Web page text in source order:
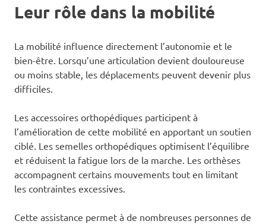
Leur rôle dans la mobilité
La mobilité influence directement l’autonomie et le
bien-être. Lorsqu’une articulation devient douloureuse
ou moins stable, les déplacements peuvent devenir plus
difficiles.
Les accessoires orthopédiques participent à
l’amélioration de cette mobilité en apportant un soutien
ciblé. Les semelles orthopédiques optimisent l’équilibre
et réduisent la fatigue lors de la marche. Les orthèses
accompagnent certains mouvements tout en limitant
les contraintes excessives.
Cette assistance permet à de nombreuses personnes de